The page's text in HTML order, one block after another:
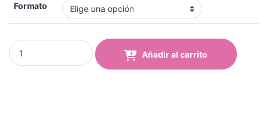
Formato
Vinilo HI-CAL LG 6743 Medium Green quantity
Añadir al carrito